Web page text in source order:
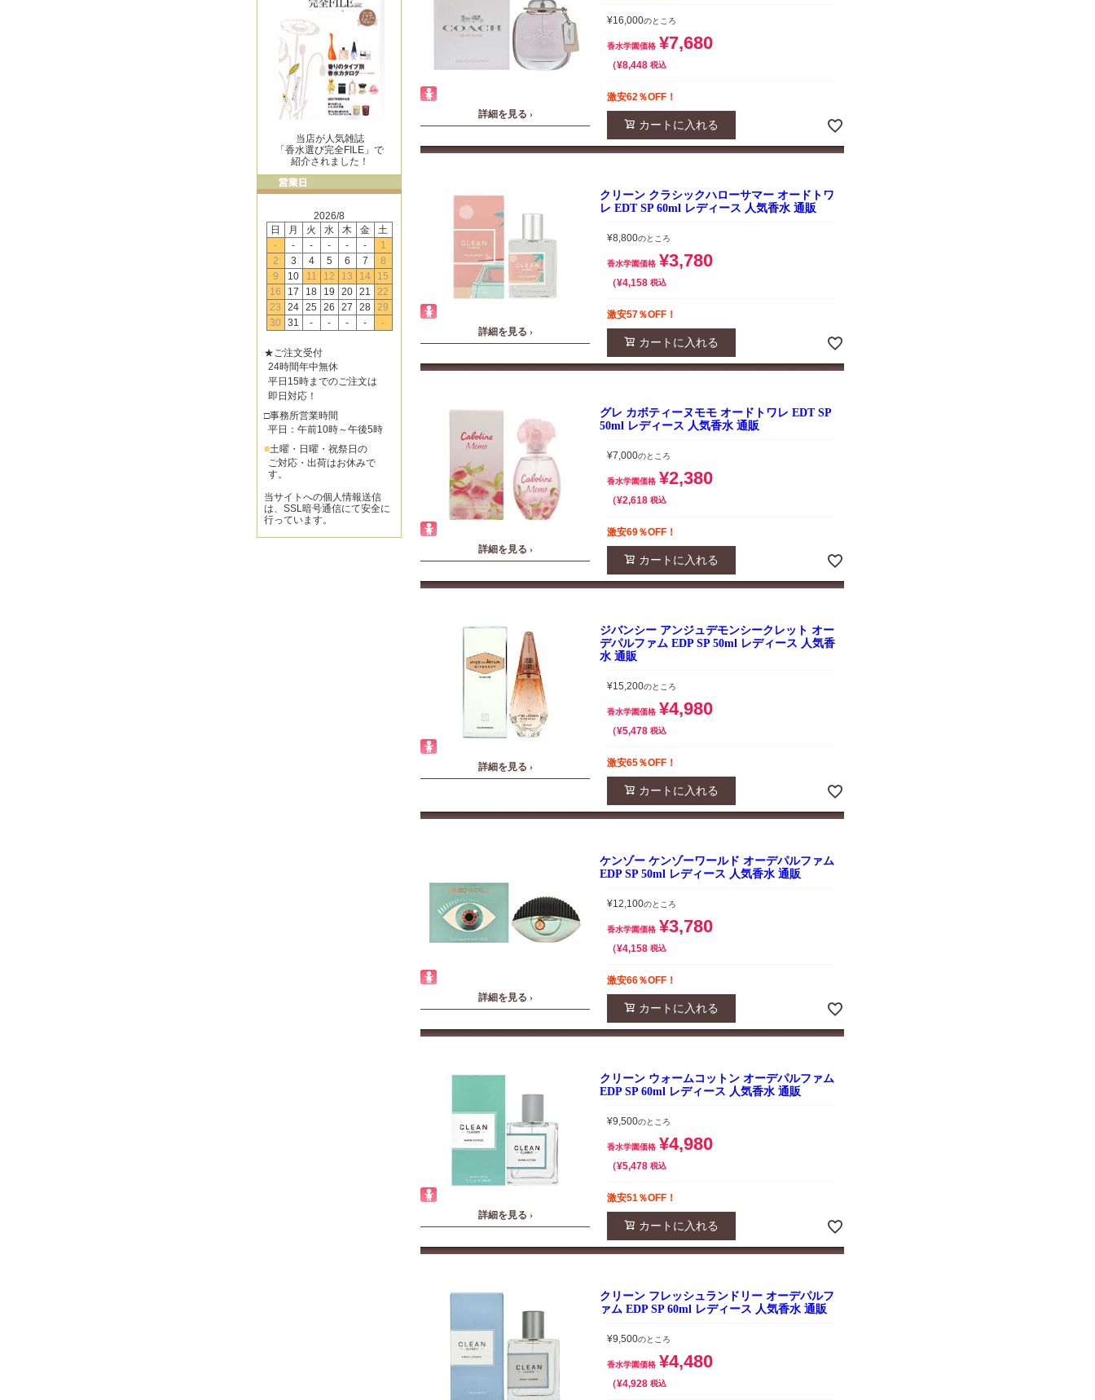
詳細を見る ›
¥16,000のところ
香水学園価格 ¥7,680
¥8,448 税込
激安62％OFF！
カートに入れる
詳細を見る ›
クリーン クラシックハローサマー オードトワ
レ EDT SP 60ml レディース 人気香水 通販
¥8,800のところ
香水学園価格 ¥3,780
¥4,158 税込
激安57％OFF！
カートに入れる
詳細を見る ›
グレ カボティーヌモモ オードトワレ EDT SP
50ml レディース 人気香水 通販
¥7,000のところ
香水学園価格 ¥2,380
¥2,618 税込
激安69％OFF！
カートに入れる
詳細を見る ›
ジバンシー アンジュデモンシークレット オー
デパルファム EDP SP 50ml レディース 人気香
水 通販
¥15,200のところ
香水学園価格 ¥4,980
¥5,478 税込
激安65％OFF！
カートに入れる
詳細を見る ›
ケンゾー ケンゾーワールド オーデパルファム
EDP SP 50ml レディース 人気香水 通販
¥12,100のところ
香水学園価格 ¥3,780
¥4,158 税込
激安66％OFF！
カートに入れる
詳細を見る ›
クリーン ウォームコットン オーデパルファム
EDP SP 60ml レディース 人気香水 通販
¥9,500のところ
香水学園価格 ¥4,980
¥5,478 税込
激安51％OFF！
カートに入れる
クリーン フレッシュランドリー オーデパルフ
ァム EDP SP 60ml レディース 人気香水 通販
¥9,500のところ
香水学園価格 ¥4,480
¥4,928 税込
当店が人気雑誌
「香水選び完全FILE」で
紹介されました！
2026/8
日
月 火 水 木 金
土
-
- - - - -
1
2
3 4 5 6 7
8
9
10 11 12 13 14
15
16
17 18 19 20 21
22
23
24 25 26 27 28 29
30
31 - - - - -
★ご注文受付
24時間年中無休
平日15時までのご注文は
即日対応！
□事務所営業時間
平日：午前10時～午後5時
■土曜・日曜・祝祭日の
ご対応・出荷はお休みで
す。
当サイトへの個人情報送信
は、SSL暗号通信にて安全に
行っています。